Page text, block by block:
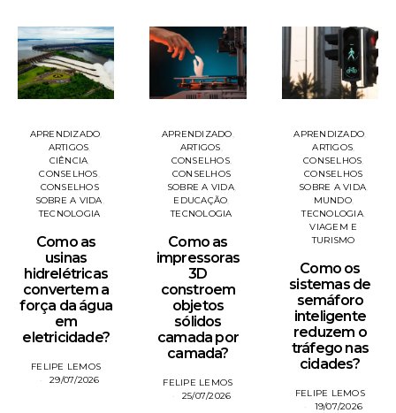
APRENDIZADO
ARTIGOS
CIÊNCIA
CONSELHOS
CONSELHOS
SOBRE A VIDA
TECNOLOGIA
Como as
usinas
hidrelétricas
convertem a
força da água
em
eletricidade?
FELIPE LEMOS
29/07/2026
APRENDIZADO
ARTIGOS
CONSELHOS
CONSELHOS
SOBRE A VIDA
EDUCAÇÃO
TECNOLOGIA
Como as
impressoras
3D
constroem
objetos
sólidos
camada por
camada?
FELIPE LEMOS
25/07/2026
APRENDIZADO
ARTIGOS
CONSELHOS
CONSELHOS
SOBRE A VIDA
MUNDO
TECNOLOGIA
VIAGEM E
TURISMO
Como os
sistemas de
semáforo
inteligente
reduzem o
tráfego nas
cidades?
FELIPE LEMOS
19/07/2026